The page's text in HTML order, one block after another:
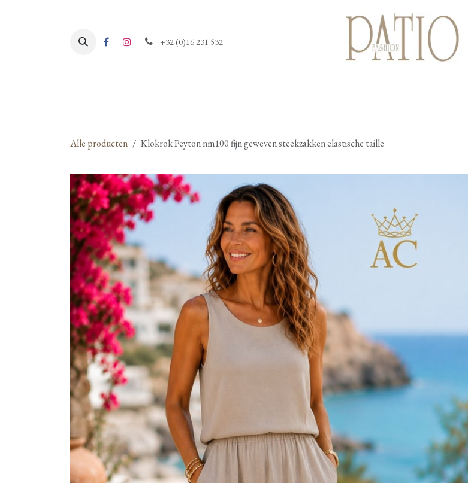
+32 (0)16 231 532
Alle producten Klokrok Peyton nm100 fijn geweven steekzakken elastische taille